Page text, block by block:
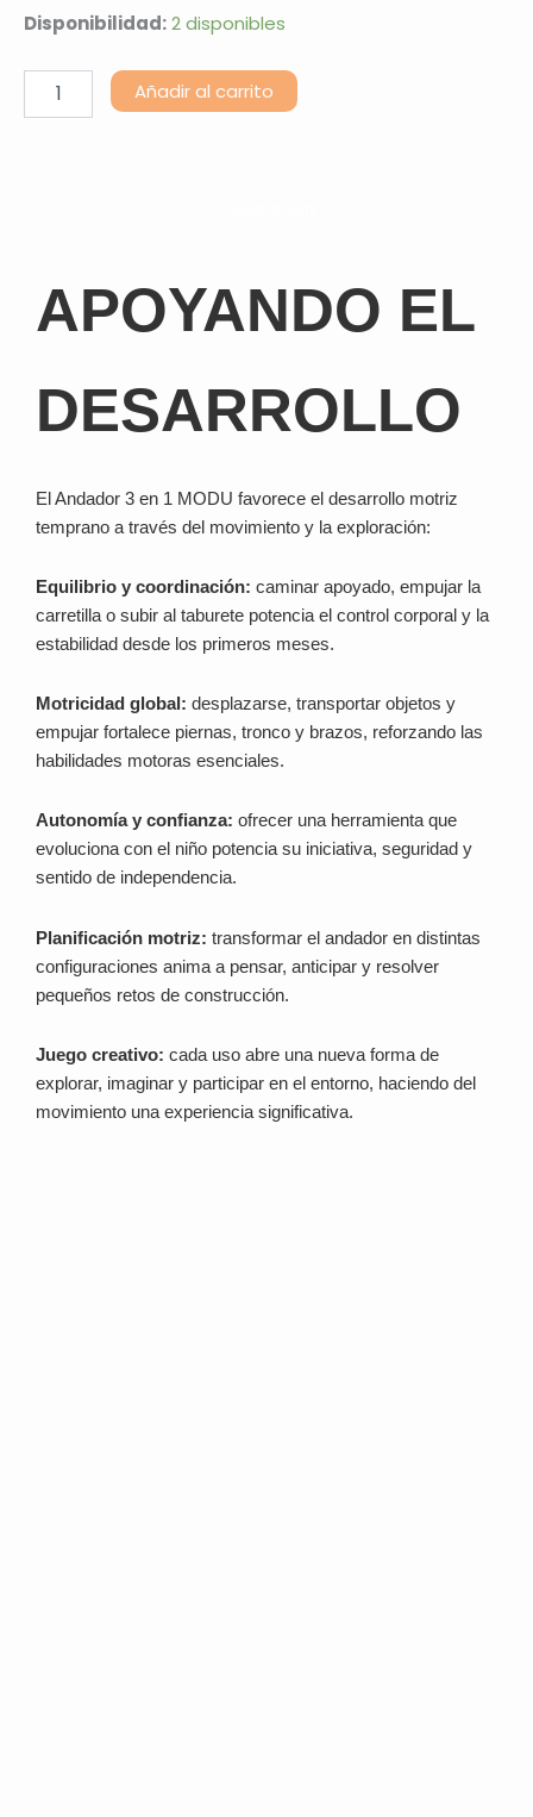
Disponibilidad:2 disponibles
Baby
3
1
Añadir al carrito
APOYANDO EL
DESARROLLO
El Andador 3 en 1 MODU favorece el desarrollo motriz
temprano a través del movimiento y la exploración:
Equilibrio y coordinación: caminar apoyado, empujar la
carretilla o subir al taburete potencia el control corporal y la
estabilidad desde los primeros meses.
Motricidad global: desplazarse, transportar objetos y
empujar fortalece piernas, tronco y brazos, reforzando las
habilidades motoras esenciales.
Autonomía y confianza: ofrecer una herramienta que
evoluciona con el niño potencia su iniciativa, seguridad y
sentido de independencia.
Planificación motriz: transformar el andador en distintas
configuraciones anima a pensar, anticipar y resolver
pequeños retos de construcción.
Juego creativo: cada uso abre una nueva forma de
explorar, imaginar y participar en el entorno, haciendo del
movimiento una experiencia significativa.